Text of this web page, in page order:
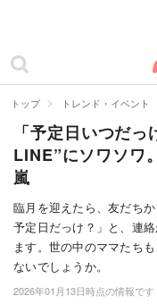
カテゴリー一覧
妊娠
赤ちゃん・育児
子育て・家族
トップ トレンド・イベント
「予定日いつだ
LINE”にソワソワ
嵐
臨月を迎えたら、友だち
予定日だっけ？」と、連
ます。世の中のママたち
ないでしょうか。
2026年01月13日時点の情報です